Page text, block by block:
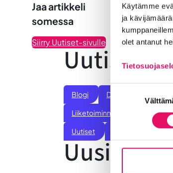
Käytämme
ja
olet antanut
valinta
Jaa artikkeli
somessa
Siirry Uutiset-sivulle
Blogi Digitalisaatio
Liiketoiminnan valmennukset
Uutiset